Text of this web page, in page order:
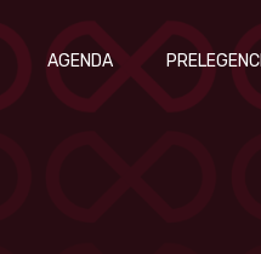
AGENDA PRELEGENCI